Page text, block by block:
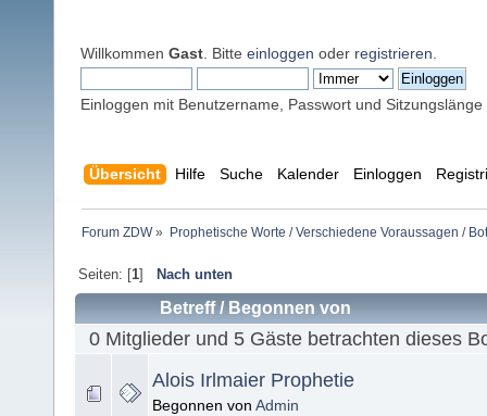
Willkommen Gast . Bitte einloggen oder registrieren
Einloggen mit Benutzername, Passwort und Sitzungslänge
Übersicht Hilfe Suche Kalender Einloggen
Forum ZDW» Prophetische Worte / Verschiedene Voraussagen /
Seiten: [1] Nach unten
Betreff/ Begonnen von
0 Mitglieder und 5 Gäste betrachten dieses
Alois Irlmaier Prophetie
Begonnen von Admin